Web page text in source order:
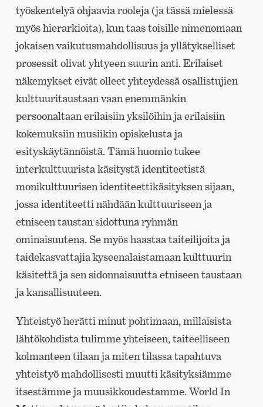
työskentelyä ohjaavia rooleja (ja tässä mielessä
myös hierarkioita), kun taas toisille nimenomaan
jokaisen vaikutusmahdollisuus ja yllätykselliset
prosessit olivat yhtyeen suurin anti. Erilaiset
näkemykset eivät olleet yhteydessä osallistujien
kulttuuritaustaan vaan enemmänkin
persoonaltaan erilaisiin yksilöihin ja erilaisiin
kokemuksiin musiikin opiskelusta ja
esityskäytännöistä. Tämä huomio tukee
interkulttuurista käsitystä identiteetistä
monikulttuurisen identiteettikäsityksen sijaan,
jossa identiteetti nähdään kulttuuriseen ja
etniseen taustan sidottuna ryhmän
ominaisuutena. Se myös haastaa taiteilijoita ja
taidekasvattajia kyseenalaistamaan kulttuurin
käsitettä ja sen sidonnaisuutta etniseen taustaan
ja kansallisuuteen.
Yhteistyö herätti minut pohtimaan, millaisista
lähtökohdista tulimme yhteiseen, taiteelliseen
kolmanteen tilaan ja miten tilassa tapahtuva
yhteistyö mahdollisesti muutti käsityksiämme
itsestämme ja muusikkoudestamme. World In